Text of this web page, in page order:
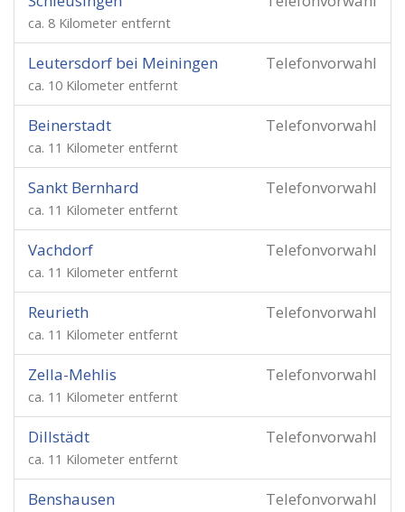
ca. 8 Kilometer entfernt
Telefonvorwahl
Leutersdorf bei Meiningen
ca. 10 Kilometer entfernt
Telefonvorwahl
Beinerstadt
ca. 11 Kilometer entfernt
Telefonvorwahl
Sankt Bernhard
ca. 11 Kilometer entfernt
Telefonvorwahl
Vachdorf
ca. 11 Kilometer entfernt
Telefonvorwahl
Reurieth
ca. 11 Kilometer entfernt
Telefonvorwahl
Zella-Mehlis
ca. 11 Kilometer entfernt
Telefonvorwahl
Dillstädt
ca. 11 Kilometer entfernt
Telefonvorwahl
Benshausen